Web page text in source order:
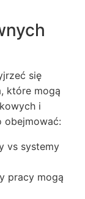
się
które mogą
i
obejmować:
vs systemy
pracy mogą